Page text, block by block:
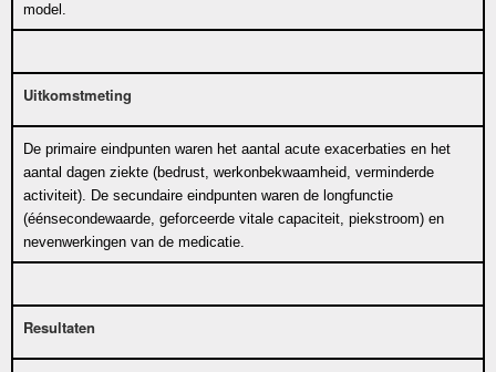
model .
Uitkomstmeting
De primaire eindpunten waren het aantal acute exacerbaties en het
aantal dagen ziekte (bedrust, werkonbekwaamheid, verminderde
activiteit). De secundaire eindpunten waren de longfunctie
(éénsecondewaarde, geforceerde vitale capaciteit, piekstroom) en
nevenwerkingen van de medicatie.
Resultaten